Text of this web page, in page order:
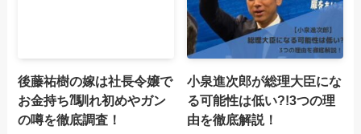
後藤祐樹の嫁は社長令嬢で
お金持ち⁈馴れ初めやガン
の噂を徹底調査！
小泉進次郎が総理大臣にな
る可能性は低い?!3つの理
由を徹底解説！